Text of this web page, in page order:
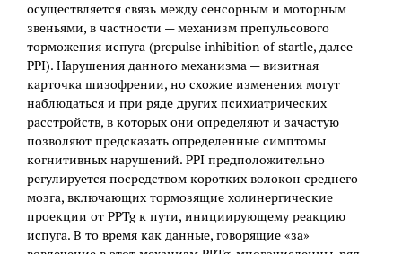
осуществляется связь между сенсорным и моторным
звеньями, в частности — механизм препульсового
торможения испуга (prepulse inhibition of startle, далее
PPI). Нарушения данного механизма — визитная
карточка шизофрении, но схожие изменения могут
наблюдаться и при ряде других психиатрических
расстройств, в которых они определяют и зачастую
позволяют предсказать определенные симптомы
когнитивных нарушений. PPI предположительно
регулируется посредством коротких волокон среднего
мозга, включающих тормозящие холинергические
проекции от PPTg к пути, инициирующему реакцию
испуга. В то время как данные, говорящие «за»